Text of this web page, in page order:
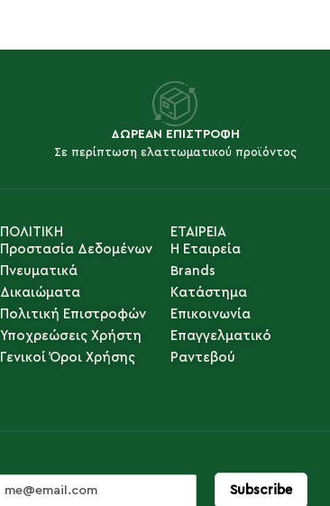
ΔΩΡΕΑΝ ΕΠΙΣΤΡΟΦΗ
Σε περίπτωση ελαττωματικού προϊόντος
ΠΟΛΙΤΙΚΗ
Προστασία Δεδομένων
Πνευματικά
Δικαιώματα
Πολιτική Επιστροφών
Υποχρεώσεις Χρήστη
Γενικοί Όροι Χρήσης
ΕΤΑΙΡΕΙΑ
Η Εταιρεία
Brands
Κατάστημα
Επικοινωνία
Επαγγελματικό
Ραντεβού